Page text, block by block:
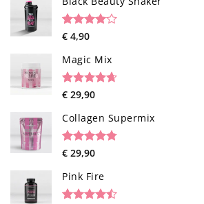
ratings
Rated
of 5
based on
1
customer
rating
€ 4,90
Magic Mix
Rated4.65
based on
34
customer
ratings
€ 29,90
Collagen Supermix
Rated4.73
based on
26
ratings
€ 29,90
Pink Fire